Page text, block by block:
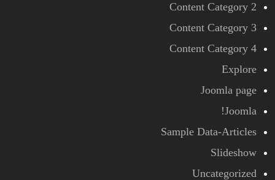
Content Category 2
Content Category 3
Content Category 4
Explore
Joomla page
Joomla!
Sample Data-Articles
Slideshow
Uncategorized